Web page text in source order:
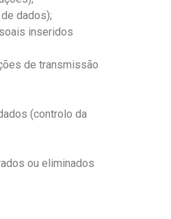
dados);
inseridos
de transmissão
(controlo da
ou eliminados